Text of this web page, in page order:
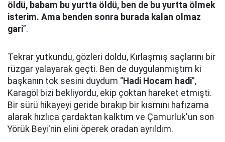
öldü, babam bu yurtta öldü, ben de bu yurtta ölmek
isterim. Ama benden sonra burada kalan olmaz
gari”.
Tekrar yutkundu, gözleri doldu, Kırlaşmış saçlarını bir
rüzgar yalayarak geçti. Ben de duygulanmıştım ki
başkanın tok sesini duydum “Hadi Hocam hadi”,
Karagöl bizi bekliyordu, ekip çoktan hareket etmişti.
Bir sürü hikayeyi geride bırakıp bir kısmını hafızama
alarak hızlıca çardaktan kalktım ve Çamurluk'un son
Yörük Beyi'nin elini öperek oradan ayrıldım.